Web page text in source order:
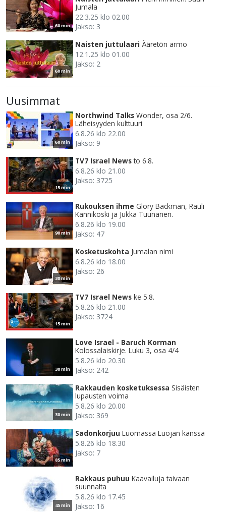
60 min
Jumala
22.3.25 klo 02.00
Jakso: 3
60 min
Naisten juttulaari Ääretön armo
12.1.25 klo 01.00
Jakso: 2
Uusimmat
60 min
Northwind Talks Wonder, osa 2/6.
Läheisyyden kulttuuri
6.8.26 klo 22.00
Jakso: 9
15 min
TV7 Israel News to 6.8.
6.8.26 klo 21.00
Jakso: 3725
90 min
Rukouksen ihme Glory Backman, Rauli
Kannikoski ja Jukka Tuunanen.
6.8.26 klo 19.00
Jakso: 47
30 min
Kosketuskohta Jumalan nimi
6.8.26 klo 18.00
Jakso: 26
15 min
TV7 Israel News ke 5.8.
5.8.26 klo 21.00
Jakso: 3724
30 min
Love Israel - Baruch Korman
Kolossalaiskirje. Luku 3, osa 4/4
5.8.26 klo 20.30
Jakso: 242
30 min
Rakkauden kosketuksessa Sisäisten
lupausten voima
5.8.26 klo 20.00
Jakso: 369
85 min
Sadonkorjuu Luomassa Luojan kanssa
5.8.26 klo 18.30
Jakso: 7
45 min
Rakkaus puhuu Kaavailuja taivaan
suunnalta
5.8.26 klo 17.45
Jakso: 16